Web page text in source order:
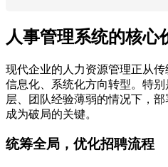
人事管理系统的核心
现代企业的人力资源管理正从
信息化、系统化方向转型。特
层、团队经验薄弱的情况下，
成为破局的关键。
统筹全局，优化招聘流程